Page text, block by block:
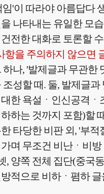
임'이 따라야 아름답다
나타내는 유일한 모
전한 대화로 토론할
항을 주의하지 않으면
하나, '발제글과 무관한
조성할 때. 둘, 발제글
한 욕설ㆍ인신공격ㆍ
하는 것까지 포함)할
타당한 비판 외, '부
며 무조건 비난ㆍ비
, 양쪽 전체 집단(중국
적으로 비하ㆍ폄하 글